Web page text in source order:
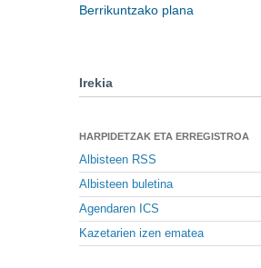
Berrikuntzako plana
Irekia
HARPIDETZAK ETA ERREGISTROA
Albisteen RSS
Albisteen buletina
Agendaren ICS
Kazetarien izen ematea